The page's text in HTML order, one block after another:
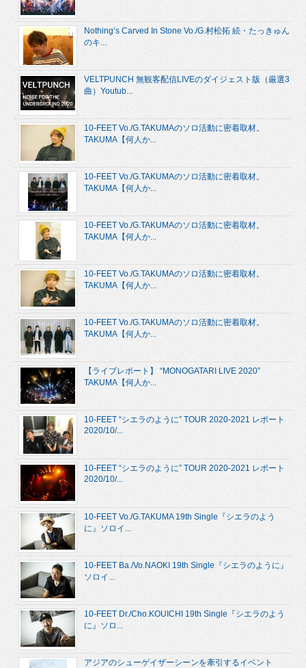
Nothing’s Carved In Stone Vo./G.村松拓 続・たっきゅん
のキ...
VELTPUNCH 無観客配信LIVEのダイジェスト版（厳選3
曲）Youtub...
10-FEET Vo./G.TAKUMAのソロ活動に密着取材。
TAKUMA【何人か...
10-FEET Vo./G.TAKUMAのソロ活動に密着取材。
TAKUMA【何人か...
10-FEET Vo./G.TAKUMAのソロ活動に密着取材。
TAKUMA【何人か...
10-FEET Vo./G.TAKUMAのソロ活動に密着取材。
TAKUMA【何人か...
10-FEET Vo./G.TAKUMAのソロ活動に密着取材。
TAKUMA【何人か...
【ライブレポート】 “MONOGATARI LIVE 2020”
TAKUMA【何人か...
10-FEET “シエラのように” TOUR 2020-2021 レポート
2020/10/...
10-FEET “シエラのように” TOUR 2020-2021 レポート
2020/10/...
10-FEET Vo./G.TAKUMA 19th Single『シエラのよう
に』ソロイ...
10-FEET Ba./Vo.NAOKI 19th Single『シエラのように』
ソロイ...
10-FEET Dr./Cho.KOUICHI 19th Single『シエラのよう
に』ソロ...
アジアのシューゲイザーシーンを牽引するイベント